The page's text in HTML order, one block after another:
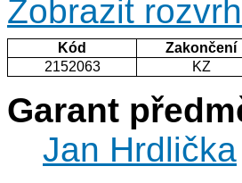
Zobrazit rozvrh
Kód Zakončení
2152063
KZ
Garant
Jan Hrdlička